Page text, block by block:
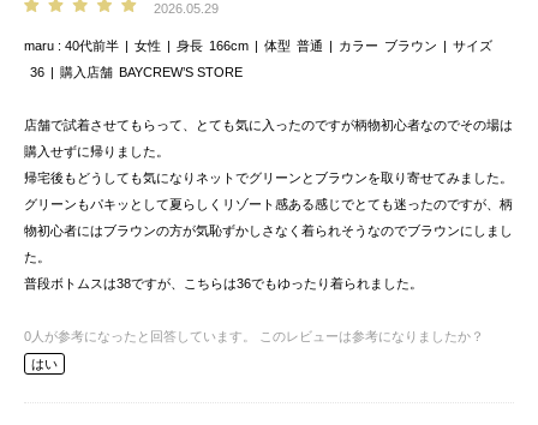
2026.05.29
maru 40代前半 女性 身長 166cm 体型 普通 カラー ブラウン
サイズ
36
購入店舗 BAYCREW’S STORE
店舗で試着させてもらって、とても気に入ったのですが柄物初心者なのでその場は
購入せずに帰りました。
帰宅後もどうしても気になりネットでグリーンとブラウンを取り寄せてみました。
グリーンもパキッとして夏らしくリゾート感ある感じでとても迷ったのですが、柄
物初心者にはブラウンの方が気恥ずかしさなく着られそうなのでブラウンにしまし
た。
普段ボトムスは38ですが、こちらは36でもゆったり着られました。
0 人が参考になったと回答しています。
このレビューは参考になりましたか？
はい